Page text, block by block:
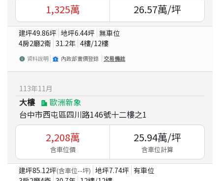
1,325萬 26.57萬/坪
建坪49.86坪 地坪6.44坪 無車位
4房2廳2衛 31.2年 4樓/12樓
資料說明 內政部實價登錄 交易備註
113年11月
大樓
歐洲新象
台中市西屯區四川路146號十二樓之1
2,208萬
含車位價
25.94萬/坪
含車位計算
建坪85.12坪(含車位--坪) 地坪7.74坪 有車位